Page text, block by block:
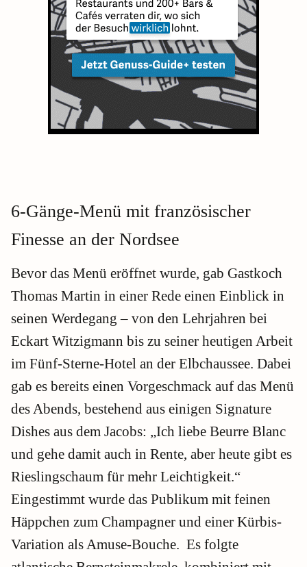
6-Gänge-Menü mit französischer
Finesse an der Nordsee
Bevor das Menü eröffnet wurde, gab Gastkoch
Thomas Martin in einer Rede einen Einblick in
seinen Werdegang – von den Lehrjahren bei
Eckart Witzigmann bis zu seiner heutigen Arbeit
im Fünf-Sterne-Hotel an der Elbchaussee. Dabei
gab es bereits einen Vorgeschmack auf das Menü
des Abends, bestehend aus einigen Signature
Dishes aus dem Jacobs: „Ich liebe Beurre Blanc
und gehe damit auch in Rente, aber heute gibt es
Rieslingschaum für mehr Leichtigkeit.“
Eingestimmt wurde das Publikum mit feinen
Häppchen zum Champagner und einer Kürbis-
Variation als Amuse-Bouche. Es folgte